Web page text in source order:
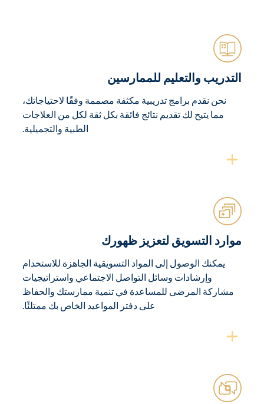
التدريب والتعليم للممارسين
نحن نقدم برامج تدريبية مكثفة مصممة وفقًا لاحتياجاتك،
مما يتيح لك تقديم نتائج فائقة بكل ثقة لكل من العلاجات
الطبية والتجميلية.
موارد التسويق لتعزيز ظهورك
يمكنك الوصول إلى المواد التسويقية الجاهزة للاستخدام
وإرشادات وسائل التواصل الاجتماعي واستراتيجيات
مشاركة المرضى للمساعدة في تنمية ممارستك والحفاظ
على دفتر المواعيد الخاص بك ممتلئًا.